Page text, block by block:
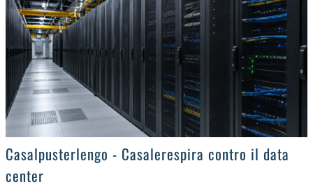
>
Casalpusterlengo - Casalerespira contro il data
center